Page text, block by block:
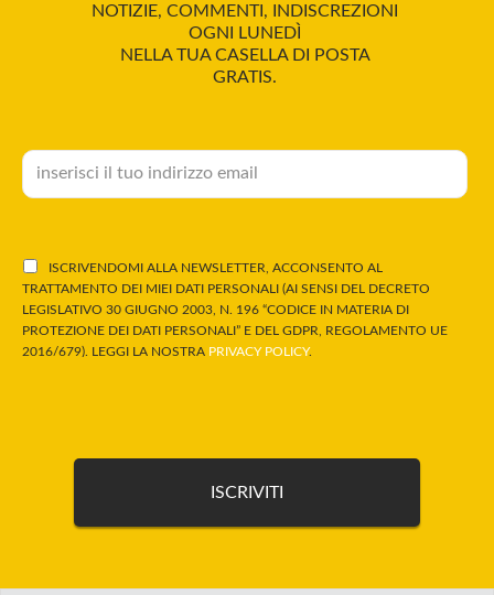
NOTIZIE, COMMENTI, INDISCREZIONI
OGNI LUNEDÌ
NELLA TUA CASELLA DI POSTA
GRATIS.
ISCRIVENDOMI ALLA NEWSLETTER, ACCONSENTO AL
TRATTAMENTO DEI MIEI DATI PERSONALI (AI SENSI DEL DECRETO
LEGISLATIVO 30 GIUGNO 2003, N. 196 “CODICE IN MATERIA DI
PROTEZIONE DEI DATI PERSONALI” E DEL GDPR, REGOLAMENTO UE
2016/679). LEGGI LA NOSTRA PRIVACY POLICY.